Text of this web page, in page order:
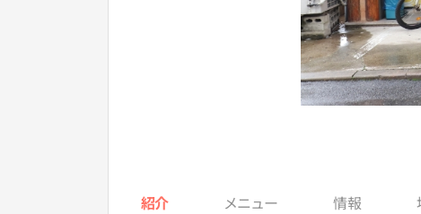
紹介 メニュー 情報